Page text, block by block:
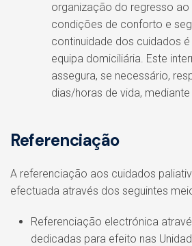
organização do regresso ao
condições de conforto e
continuidade dos cuidados
equipa domiciliária. Este
assegura, se necessário,
dias/horas de vida,
Referenciação
A referenciação aos cuidados
efectuada através dos seguintes
Referenciação electrónica
dedicadas para efeito nas